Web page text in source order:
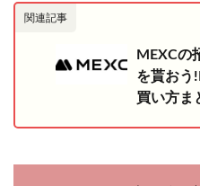
関連記事
MEXCの
を貰おう
買い方ま